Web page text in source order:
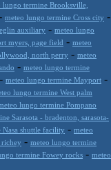
lungo termine Brooksville,
meteo lungo termine Cross city -
auxiliary - meteo lungo
myers, page field - meteo
north perry - meteo
- meteo lungo termine
- meteo lungo termine Mayport -
lungo termine West palm
lungo termine Pompano
Sarasota - bradenton, sarasota-
shuttle facility - meteo
- meteo lungo termine
termine Fowey rocks - meteo